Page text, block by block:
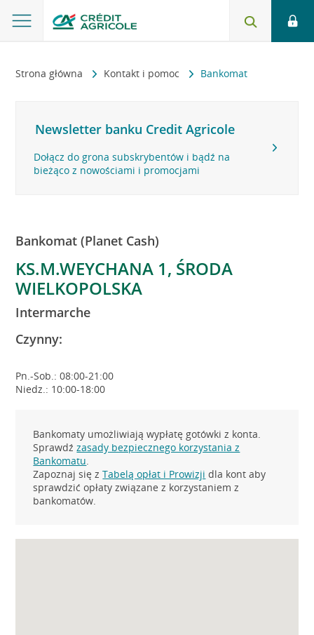
Strona główna Kontakt i pomoc Bankomat
Newsletter banku Credit Agricole
Dołącz do grona subskrybentów i bądź na
bieżąco z nowościami i promocjami
Bankomat (Planet Cash)
KS.M.WEYCHANA 1, ŚRODA
WIELKOPOLSKA
Intermarche
Czynny:
Pn.-Sob.: 08:00-21:00
Niedz.: 10:00-18:00
Bankomaty umożliwiają wypłatę gotówki z konta.
Sprawdźzasady bezpiecznego korzystania z
Bankomatu.
Zapoznaj się zTabelą opłat i Prowizji dla kont aby
sprawdzić opłaty związane z korzystaniem z
bankomatów.